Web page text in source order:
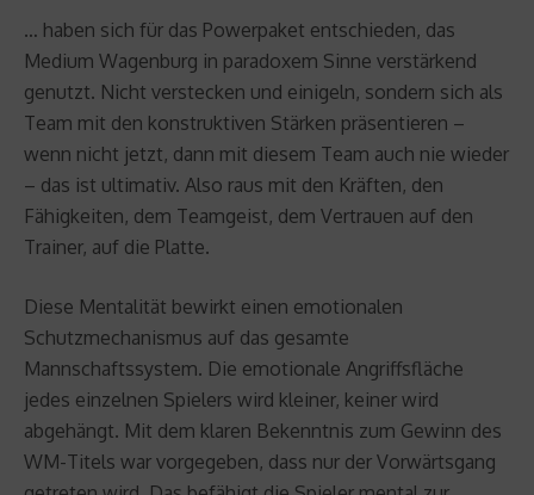
… haben sich für das Powerpaket entschieden, das
Medium Wagenburg in paradoxem Sinne verstärkend
genutzt. Nicht verstecken und einigeln, sondern sich als
Team mit den konstruktiven Stärken präsentieren –
wenn nicht jetzt, dann mit diesem Team auch nie wieder
– das ist ultimativ. Also raus mit den Kräften, den
Fähigkeiten, dem Teamgeist, dem Vertrauen auf den
Trainer, auf die Platte.
Diese Mentalität bewirkt einen emotionalen
Schutzmechanismus auf das gesamte
Mannschaftssystem. Die emotionale Angriffsfläche
jedes einzelnen Spielers wird kleiner, keiner wird
abgehängt. Mit dem klaren Bekenntnis zum Gewinn des
WM-Titels war vorgegeben, dass nur der Vorwärtsgang